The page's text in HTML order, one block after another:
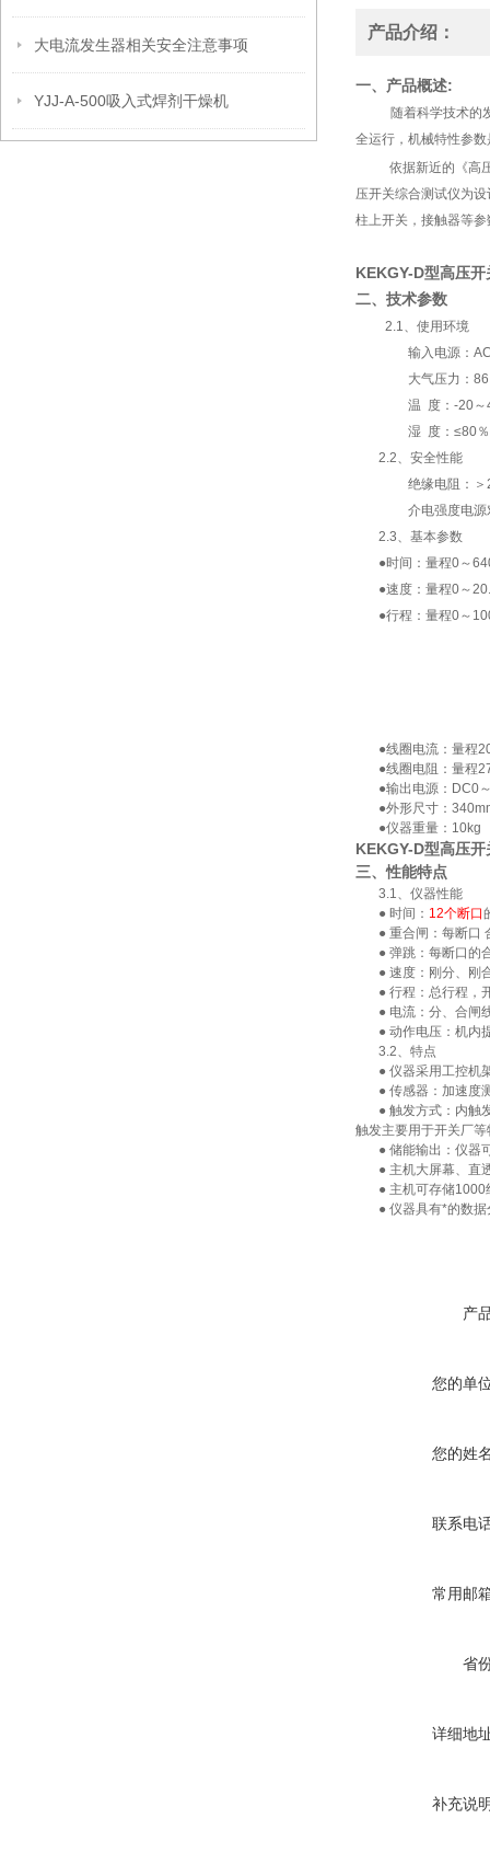
大电流发生器相关安全注意事项
YJJ-A-500吸入式焊剂干燥机
产品介绍：
一、产品概述:
随着科学技术的
全运行，机械特性参
依据新近的《高
压开关综合测试仪为
柱上开关，接触器等
KEKGY-D型高压
二、技术参数
2.1、使用环境
输入电源：
大气压力：86
温 度：-20～
湿 度：≤80％
2.2、安全性能
绝缘电阻：＞
介电强度电源对机
2.3、基本参数
●时间：量程0～
●速度：量程0
●行程：量程0～
●线圈电流：量程
●线圈电阻：量程
●输出电源：DC0～
●外形尺寸：
●仪器重量：10kg
KEKGY-D型高压
三、性能特点
3.1、仪器性能
● 时间： 12个断口
● 重合闸：每断口
● 弹跳：每断口的合
● 速度：刚分、刚合
● 行程：总行程，开
● 电流：分、合闸线
● 动作电压：机内提
3.2、特点
● 仪器采用工控机架
● 传感器：加速度测
● 触发方式：内触发
触发主要用于开关厂
● 储能输出：仪器可
● 主机大屏幕、直透
● 主机可存储1000组
● 仪器具有*的数据
产
您的单
您的姓
联系电
常用邮
省
详细地
补充说